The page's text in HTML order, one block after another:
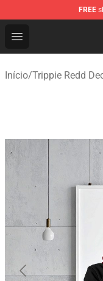
FREE
Open menu
Trippie Redd
Início/Trippie Redd